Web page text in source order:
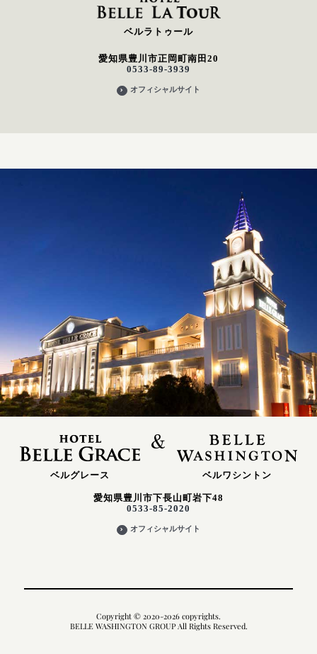
ベルラトゥール
愛知県豊川市正岡町南田20
0533-89-3939
オフィシャルサイト
ベルグレース ベルワシントン
愛知県豊川市下長山町岩下48
0533-85-2020
オフィシャルサイト
Copyright © 2020-2026 copyrights.
BELLE WASHINGTON GROUP All Rights Reserved.